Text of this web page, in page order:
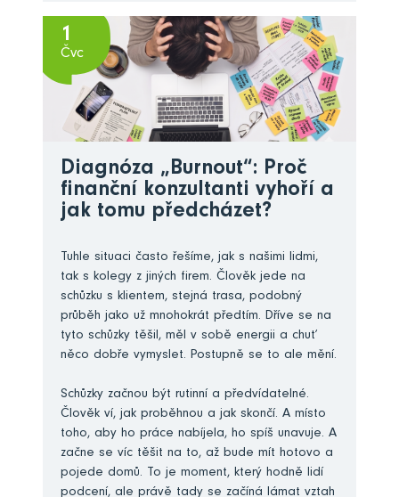
1
Čvc
Diagnóza „Burnout“: Proč
finanční konzultanti vyhoří a
jak tomu předcházet?
Tuhle situaci často řešíme, jak s našimi lidmi,
tak s kolegy z jiných firem. Člověk jede na
schůzku s klientem, stejná trasa, podobný
průběh jako už mnohokrát předtím. Dříve se na
tyto schůzky těšil, měl v sobě energii a chuť
něco dobře vymyslet. Postupně se to ale mění.
Schůzky začnou být rutinní a předvídatelné.
Člověk ví, jak proběhnou a jak skončí. A místo
toho, aby ho práce nabíjela, ho spíš unavuje. A
začne se víc těšit na to, až bude mít hotovo a
pojede domů. To je moment, který hodně lidí
podcení, ale právě tady se začíná lámat vztah